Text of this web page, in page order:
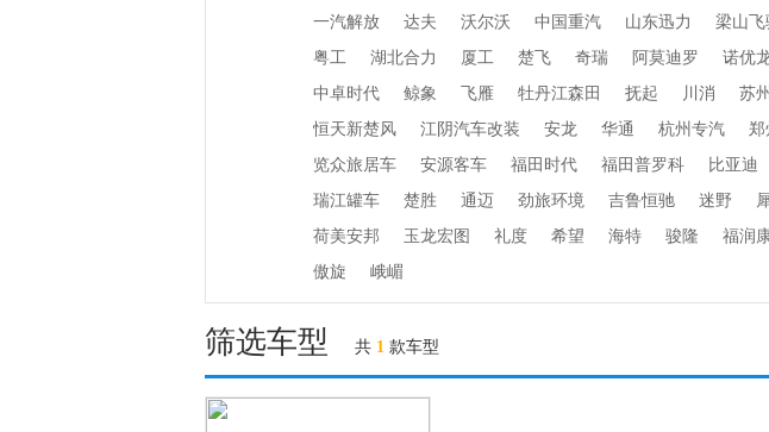
一汽解放
达夫 沃尔沃 中国重汽 山东迅力 梁山飞
粤工
湖北合力 厦工 楚飞 奇瑞 阿莫迪罗 诺优
中卓时代
鲸象 飞雁 牡丹江森田 抚起 川消 苏
恒天新楚风
江阴汽车改装 安龙 华通 杭州专汽 郑
览众旅居车
安源客车 福田时代 福田普罗科 比亚迪
瑞江罐车
楚胜 通迈 劲旅环境 吉鲁恒驰 迷野
荷美安邦
玉龙宏图 礼度 希望 海特 骏隆 福润
傲旋
峨嵋
筛选车型 共 1 款车型